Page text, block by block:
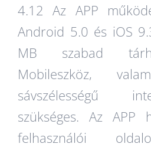
4.12 Az APP
Android 5.0 és iOS
MB szabad
Mobileszköz,
sávszélességű
szükséges. Az APP
felhasználói